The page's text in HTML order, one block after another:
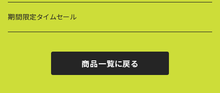
期間限定タイムセール
商品一覧に戻る